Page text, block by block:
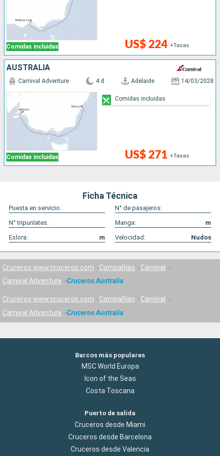
Comidas incluidas US$ 224 +Tasas
AUSTRALIA
Comidas incluidas
Carnival Adventure 4 d Adelaide 14/03/2028
US$ 271 +Tasas
Comidas incluidas
Ficha Técnica
Puesta en servicio:
N° de pasajeros:
N° tripunlates:
Manga:
m
Eslora:
m Velocidad: Nudos
Cruceros www.cruceros.com Compañías
Carnival
Carnival Adventure
Cruceros Australia
Cruceros www.cruceros.com Compañías
Carnival
Carnival Adventure
Cruceros Australia
Barcos más populares
MSC World Europa
Icon of the Seas
Costa Toscana
Puerto de salida
Cruceros desde Miami
Cruceros desde Barcelona
Cruceros desde Valencia